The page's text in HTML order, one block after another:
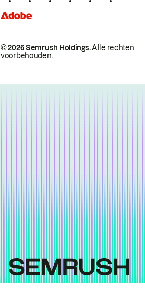
© 2026 Semrush Holdings.Alle rechten
voorbehouden.